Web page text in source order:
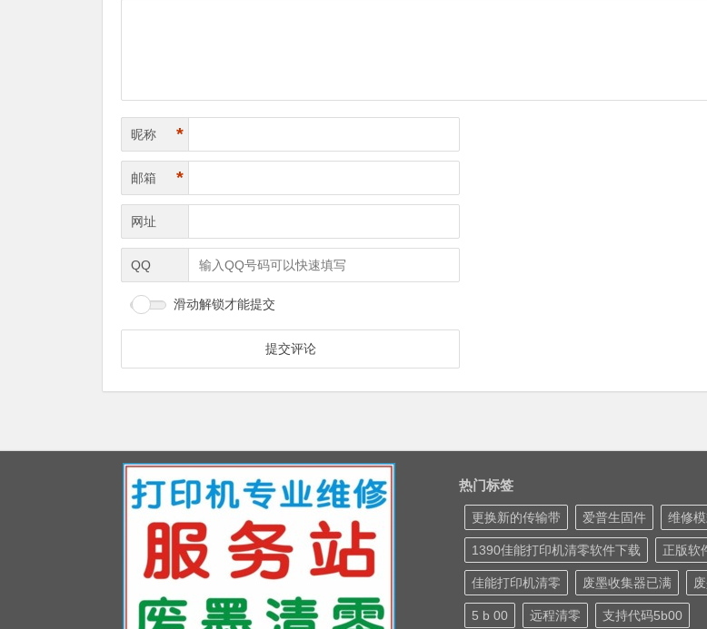
昵称 *
邮箱 *
网址
QQ
滑动解锁才能提交
热门标签
更换新的传输带 爱普生固件 维修
1390佳能打印机清零软件下载 正版软
佳能打印机清零 废墨收集器已满
5 b 00 远程清零 支持代码5b00